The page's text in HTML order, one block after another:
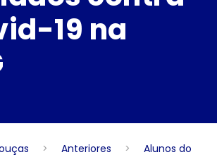
19 na
> Anteriores >
Alunos do